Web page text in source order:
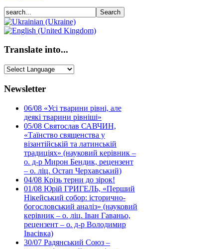
Translate into...
Newsletter
06/08 «Усі тварини рівні, але
деякі тварини рівніші»
05/08 Святослав САВЧИН,
«Таїнство священства у
візантійській та латинській
традиціях» (науковий керівник –
о. д-р Мирон Бендик, рецензент
– о. ліц. Остап Черхавський)
04/08 Крізь терни до зірок!
01/08 Юрій ГРИГЕЛЬ, «Перший
Нікейський собор: історично-
богословський аналіз» (науковий
керівник – о. ліц. Іван Гаваньо,
рецензент – о. д-р Володимир
Івасівка)
30/07 Радянський Союз –